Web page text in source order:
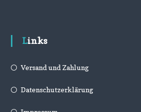
Links
Versand und Zahlung
Datenschutzerklärung